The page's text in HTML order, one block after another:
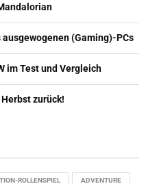
(Gaming)-PCs
im Test und Vergleich
zurück!
ROLLENSPIEL ADVENTURE